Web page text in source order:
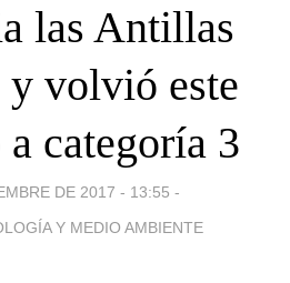
las Antillas
y volvió este
categoría 3
DE 2017 - 13:55 -
Y MEDIO AMBIENTE